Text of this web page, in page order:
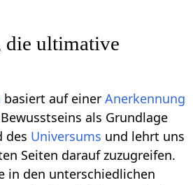
die ultimative
basiert auf einerAnerkennung
als Grundlage
des Universums und lehrt uns
Seiten darauf zuzugreifen.
in den unterschiedlichen